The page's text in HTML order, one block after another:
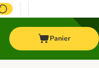
Panier